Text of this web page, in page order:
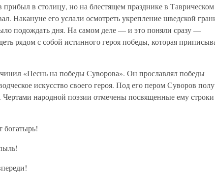
прибыл в столицу, но на блестящем празднике в Таврическом
Накануне его услали осмотреть укрепление шведской
подождать дня. На самом деле — и это поняли сразу —
рядом с собой истинного героя победы, которая
«Песнь на победы Суворова». Он прославлял победы
искусство своего героя. Под его пером Суворов
народной поэзии отмечены посвященные ему строки
богатырь!